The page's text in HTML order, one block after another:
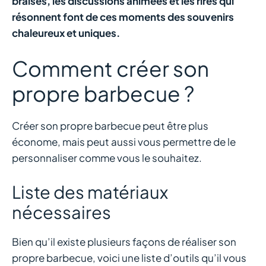
résonnent font de ces moments des souvenirs
chaleureux et uniques.
Comment créer son
propre barbecue ?
Créer son propre barbecue peut être plus
économe, mais peut aussi vous permettre de le
personnaliser comme vous le souhaitez.
Liste des matériaux
nécessaires
Bien qu’il existe plusieurs façons de réaliser son
propre barbecue, voici une liste d’outils qu’il vous